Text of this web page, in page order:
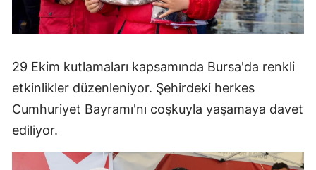
29 Ekim kutlamaları kapsamında Bursa'da renkli
etkinlikler düzenleniyor. Şehirdeki herkes
Cumhuriyet Bayramı'nı coşkuyla yaşamaya davet
ediliyor.